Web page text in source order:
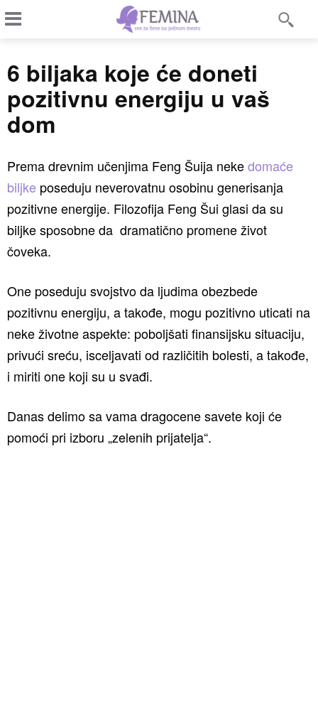
6 biljaka koje će doneti
pozitivnu energiju u vaš
dom
Prema drevnim učenjima Feng Šuija nekedomaće
biljke poseduju neverovatnu osobinu generisanja
pozitivne energije. Filozofija Feng Šui glasi da su
biljke sposobne da dramatično promene život
čoveka.
One poseduju svojstvo da ljudima obezbede
pozitivnu energiju, a takođe, mogu pozitivno uticati na
neke životne aspekte: poboljšati finansijsku situaciju,
privući sreću, isceljavati od različitih bolesti, a takođe,
i miriti one koji su u svađi.
Danas delimo sa vama dragocene savete koji će
pomoći pri izboru „zelenih prijatelja“.